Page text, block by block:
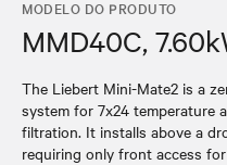
MODELO DO PRODUTO
MMD40C,
The Liebert Mini-Mate2 is a
system for 7x24 temperature
filtration. It installs above a
requiring only front access